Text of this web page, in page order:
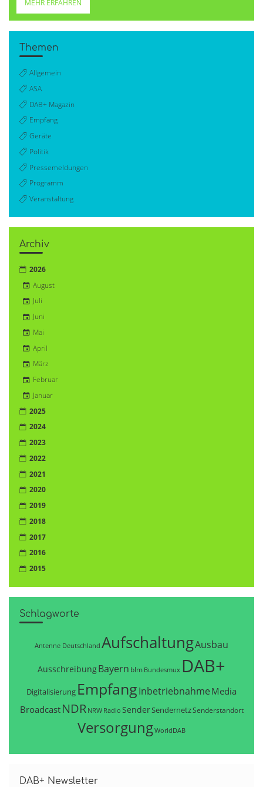
MEHR ERFAHREN
Themen
Allgemein
ASA
DAB+ Magazin
Empfang
Geräte
Politik
Pressemeldungen
Programm
Veranstaltung
Archiv
2026
August
Juli
Juni
Mai
April
März
Februar
Januar
2025
2024
2023
2022
2021
2020
2019
2018
2017
2016
2015
Schlagworte
Antenne Deutschland AufschaltungAusbau
AusschreibungBayern blm Bundesmux DAB+
Digitalisierung EmpfangInbetriebnahme Media
Broadcast NDR NRW Radio SenderSendernetzSenderstandort
VersorgungWorldDAB
DAB+ Newsletter